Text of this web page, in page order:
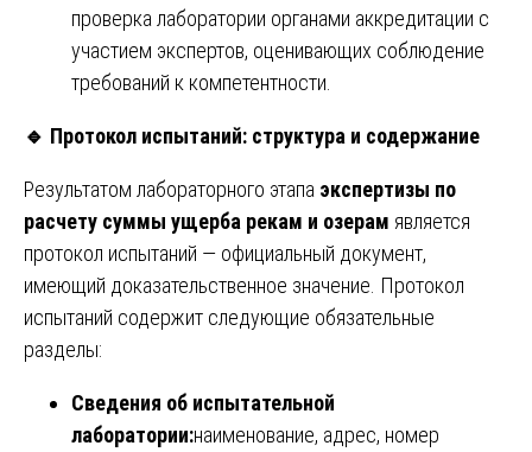
проверка лаборатории органами аккредитации с
участием экспертов, оценивающих соблюдение
требований к компетентности.
🔹 Протокол испытаний: структура и содержание
Результатом лабораторного этапа экспертизы по
расчету суммы ущерба рекам и озерам является
протокол испытаний — официальный документ,
имеющий доказательственное значение. Протокол
испытаний содержит следующие обязательные
разделы:
Сведения об испытательной
лаборатории:наименование, адрес, номер